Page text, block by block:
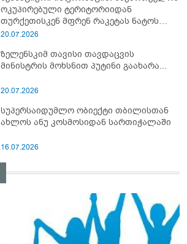
ოკუპირებული ტერიტორიიდან
თურქეთისკენ მფრენ რაკეტას ნატოს
სამიტი კინაღამ ჩაუშლია
20.07.2026
ზელენსკიმ თავისი თავდაცვის
მინისტრის მოხსნით პუტინი გაახარა...
20.07.2026
სუპერსაიდუმლო ობიექტი თბილისთან
ახლოს ანუ კოსმოსიდან სართიჭალაში
16.07.2026